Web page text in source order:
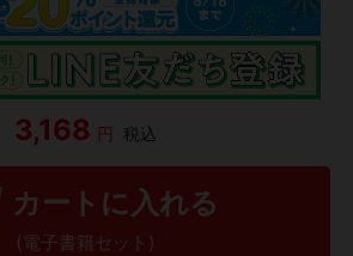
3,168 円 税込
カートに入れる
(電子書籍セット)